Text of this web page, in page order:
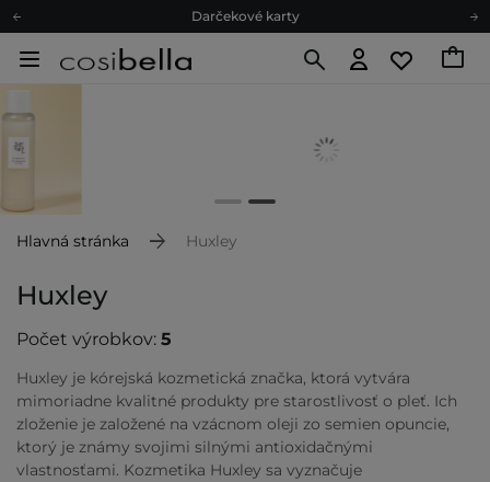
Darčekové karty
Ekologické balenie
Hlavná stránka Huxley
Huxley
Počet výrobkov: 5
Huxley je kórejská kozmetická značka, ktorá vytvára
mimoriadne kvalitné produkty pre starostlivosť o pleť. Ich
zloženie je založené na vzácnom oleji zo semien opuncie,
ktorý je známy svojimi silnými antioxidačnými
vlastnosťami. Kozmetika Huxley sa vyznačuje